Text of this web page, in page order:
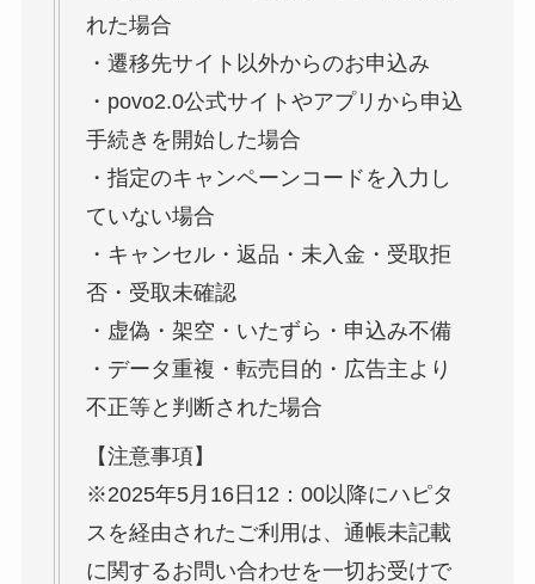
れた場合
・遷移先サイト以外からのお申込み
・povo2.0公式サイトやアプリから申込
手続きを開始した場合
・指定のキャンペーンコードを入力し
ていない場合
・キャンセル・返品・未入金・受取拒
否・受取未確認
・虚偽・架空・いたずら・申込み不備
・データ重複・転売目的・広告主より
不正等と判断された場合
【注意事項】
※2025年5月16日12：00以降にハピタ
スを経由されたご利用は、通帳未記載
に関するお問い合わせを一切お受けで